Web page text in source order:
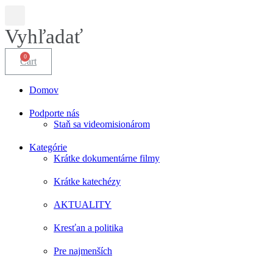
Vyhľadať
Cart
Domov
Podporte nás
Staň sa videomisionárom
Kategórie
Krátke dokumentárne filmy
Krátke katechézy
AKTUALITY
Kresťan a politika
Pre najmenších